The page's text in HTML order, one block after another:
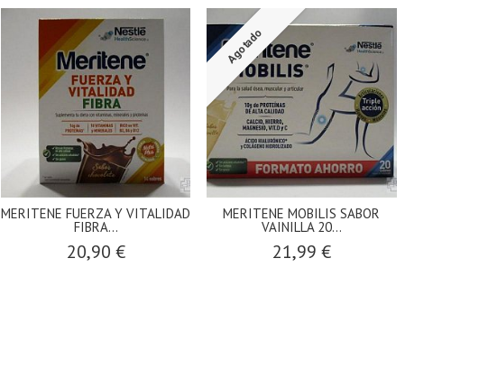
MERITENE FUERZA Y VITALIDAD
FIBRA...
20,90 €
Agotado
MERITENE MOBILIS SABOR
VAINILLA 20...
21,99 €